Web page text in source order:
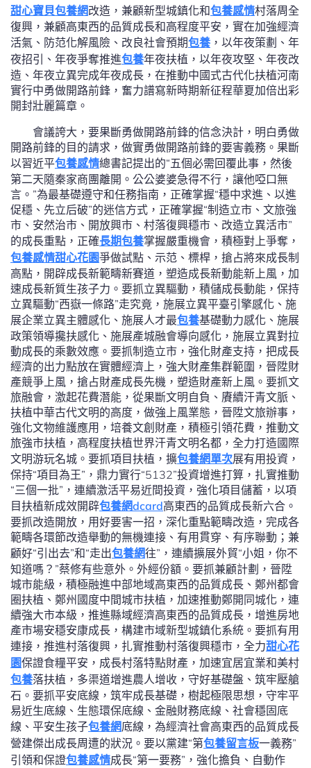
甜心寶貝包養網改造，兼顧新型城鎮化和包養感情村落周全
復興，兼顧高東西的品質成長和高程度平安，實在加強經濟
活氣、防范化解風險、改良社會預期包養 ，以年夜策劃、年
夜招引、年夜爭奪推進包養年夜扶植，以年夜攻堅、年夜改
造、年夜立異完成年夜成長，在推動中國式古代化扶植河南
實行中勇做開路前鋒，奮力譜寫新時期新征程華夏加倍出彩
開封壯麗篇章。
會議誇大，要果斷勇做開路前鋒的信念決計，明白勇做
開路前鋒的目的請求，做實勇做開路前鋒的要害義務。果斷
以習近平包養感情總書記提出的“五個必需回覆此事，然後
第二天隨秦家商團離開。公公婆婆急得不行，讓他啞口無
言。”為最基礎遵守和任務指南，正確掌握“穩中求進、以進
促穩、先立后破”的迷信方式，正確掌握“制造立市、文旅強
市、安然治市、開放興市、村落復興穩市、改造立異活市”
的成長重點，正確長期包養掌握嚴重機會，積極對上爭奪，
包養感情甜心花園爭做試點、示范、標桿，搶占將來成長制
高點，開辟成長新範疇新賽道，塑造成長新動能新上風，加
速成長新質生孩子力。要抓立異驅動，積儲成長動能，保持
立異驅動“西嶽一條路”走究竟，施展立異平臺引擎感化、施
展企業立異主體感化、施展人才最包養基礎動力感化、施展
政策領導攙扶感化、施展產城融會導向感化，施展立異對拉
動成長的乘數效應。要抓制造立市，強化財產支持，把成長
經濟的出力點放在實體經濟上，強大財產集群範圍，晉陞財
產競爭上風，搶占財產成長先機，塑造財產新上風。要抓文
旅融會，激起花費潛能，從果斷文明自負、賡續汗青文脈、
扶植中華古代文明的高度，做強上風業態，晉陞文旅辦事，
強化文物維護應用，培養文創財產，積極引領花費，推動文
旅強市扶植，高程度扶植世界汗青文明名都，全力打造國際
文明游玩名城。要抓項目扶植，擴包養網單次展有用投資，
保持“項目為王”，鼎力實行“5132”投資增進打算，扎實推動
“三個一批”，連續激活平易近間投資，強化項目儲蓄，以項
目扶植新成效開辟包養網dcard高東西的品質成長新六合。
要抓改造開放，用好要害一招，深化重點範疇改造，完成各
範疇各環節改造舉動的無機連接、有用貫穿、有序聯動；兼
顧好“引出去”和“走出包養網往”，連續擴展外貿“小姐，你不
知道嗎？”蔡修有些意外。外經份額。要抓兼顧計劃，晉陞
城市能級，積極融進中部地域高東西的品質成長、鄭州都會
圈扶植、鄭州國度中間城市扶植，加速推動鄭開同城化，連
續強大市本級，推進縣域經濟高東西的品質成長，增進房地
產市場安穩安康成長，構建市域新型城鎮化系統。要抓有用
連接，推進村落復興，扎實推動村落復興穩市，全力甜心花
園保證食糧平安，成長村落特點財產，加速宜居宜業和美村
包養落扶植，多渠道增進農人增收，守好基礎盤、筑牢壓艙
石。要抓平安底線，筑牢成長基礎，樹起極限思想，守牢平
易近生底線、生態環保底線、金融財務底線、社會穩固底
線、平安生孩子包養網底線，為經濟社會高東西的品質成長
營建傑出成長周遭的狀況。要以黨建“第包養留言板一義務”
引領和保證包養感情成長“第一要務”，強化擔負、自動作